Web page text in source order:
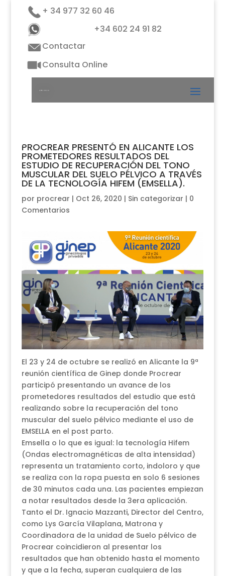
+ 34 977 32 60 46
+34 602 24 91 82
Contactar
Consulta Online
PROCREAR PRESENTÓ EN ALICANTE LOS
PROMETEDORES RESULTADOS DEL
ESTUDIO DE RECUPERACIÓN DEL TONO
MUSCULAR DEL SUELO PÉLVICO A TRAVÉS
DE LA TECNOLOGÍA HIFEM (EMSELLA).
por procrear | Oct 26, 2020 | Sin categorizar | 0
Comentarios
El 23 y 24 de octubre se realizó en Alicante la 9ª
reunión científica de Ginep donde Procrear
participó presentando un avance de los
prometedores resultados del estudio que está
realizando sobre la recuperación del tono
muscular del suelo pélvico mediante el uso de
EMSELLA en el post parto.
Emsella o lo que es igual: la tecnología Hifem
(Ondas electromagnéticas de alta intensidad)
representa un tratamiento corto, indoloro y que
se realiza con la ropa puesta en solo 6 sesiones
de 30 minutos cada una. Las pacientes empiezan
a notar resultados desde la 3era aplicación.
Tanto el Dr. Ignacio Mazzanti, Director del Centro,
como Lys García Vilaplana, Matrona y
Coordinadora de la unidad de Suelo pélvico de
Procrear coincidieron al presentar los
resultados que han obtenido hasta el momento
y que a la fecha, superan cualquiera de las